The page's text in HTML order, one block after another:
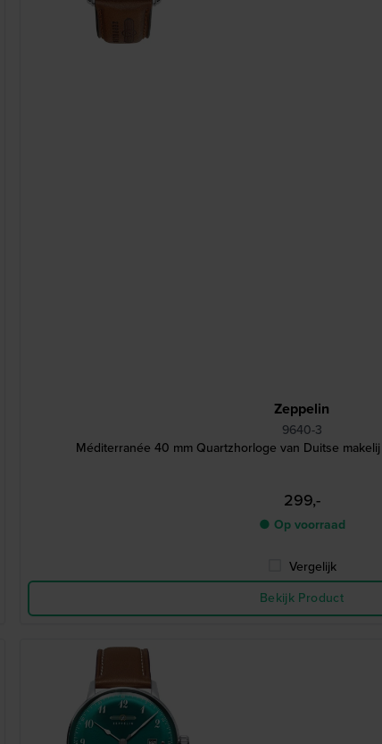
Zeppelin
9640-3
Méditerranée 40 mm Quartzhorloge van Duitse
299,-
● Op voorraad
Vergelijk
Bekijk Product